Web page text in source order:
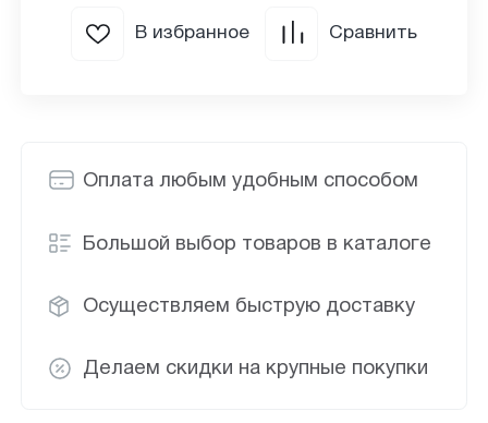
Оплата любым удобным способом
Большой выбор товаров в каталоге
Осуществляем быструю доставку
Делаем скидки на крупные покупки
В избранное Сравнить